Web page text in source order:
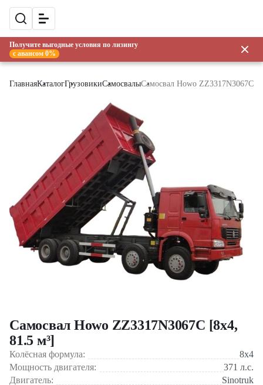
Получите выгодные условия по лизингу
с авансом 0%
ГлавнаяКаталогГрузовикиСамосвалыСамосвал Howo ZZ3317N3067C
Самосвал Howo ZZ3317N3067C [8x4,
81.5 м³]
Колёсная формула:
8x4
Мощность двигателя:
371 л.с.
Двигатель:
Sinotruk